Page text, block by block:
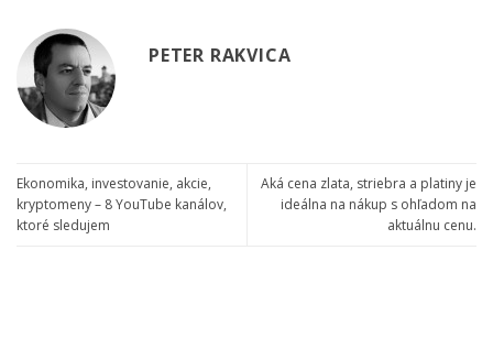
PETER RAKVICA
Ekonomika, investovanie, akcie,
kryptomeny – 8 YouTube kanálov,
ktoré sledujem
Aká cena zlata, striebra a platiny je
ideálna na nákup s ohľadom na
aktuálnu cenu.